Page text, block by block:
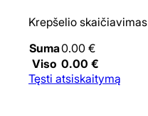
Krepšelio skaičiavimas
Suma0.00 €
Viso 0.00 €
Tęsti atsiskaitymą